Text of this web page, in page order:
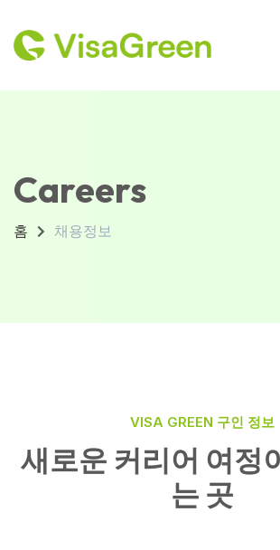
Careers
홈 채용정보
VISA GREEN 구인 정보
새로운 커리어 여정
는 곳